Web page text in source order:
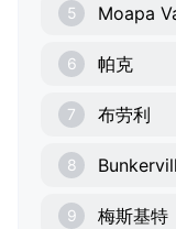
5 Moapa
6 帕克
7 布劳利
8
9 梅斯基特